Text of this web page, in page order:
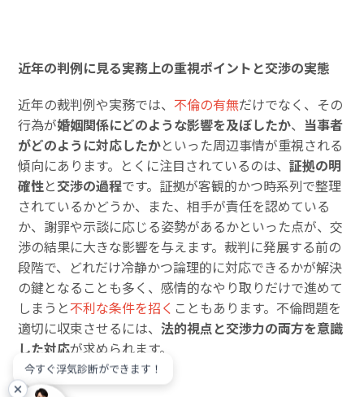
近年の判例に見る実務上の重視ポイントと交渉の実態
近年の裁判例や実務では、 不倫の有無だけでなく、その
行為が婚姻関係にどのような影響を及ぼしたか、 当事者
がどのように対応したかといった周辺事情が重視される
傾向にあります。とくに注目されているのは、証拠の明
確性と交渉の過程です。証拠が客観的かつ時系列で整理
されているかどうか、また、相手が責任を認めている
か、謝罪や示談に応じる姿勢があるかといった点が、交
渉の結果に大きな影響を与えます。裁判に発展する前の
段階で、どれだけ冷静かつ論理的に対応できるかが解決
の鍵となることも多く、感情的なやり取りだけで進めて
しまうと不利な条件を招く こともあります。不倫問題を
適切に収束させるには、法的視点と交渉力の両方を意識
した対応が求められます。
今すぐ浮気診断ができます！